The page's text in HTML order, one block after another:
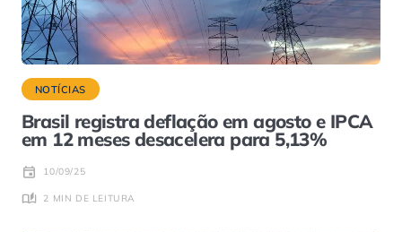
NOTÍCIAS
Brasil registra deflação em agosto e IPCA
em 12 meses desacelera para 5,13%
10/09/25
2 MIN DE LEITURA